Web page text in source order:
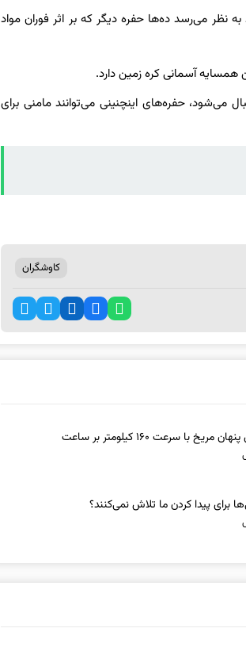
۲۵ تیرماه با انتشار گزارشی اعلام کرد به نظر می‌رسد ده‌ها حفره دیگر که بر اثر فوران مواد
همسایه آسمانی کره زمین دارد.
می‌شود، حفره‌های اینچنینی می‌توانند مامنی برای
کاوشگران
با سرعت ۱۶۰ کیلومتر بر ساعت
برای پیدا کردن ما تلاش نمی‌کنند؟